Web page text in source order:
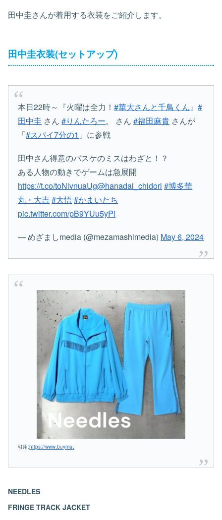
田中圭さんが着用する衣装をご紹介します。
田中圭衣装(セットアップ)
本日22時～『火曜は全力！#華大さんと千鳥くん』#
田中圭 さん#りんたろー。 さん#福田麻貴 さんが
「#スパイ7分の1 」に参戦️
田中さん得意のバスケのミスはわざと！？
ある人物の動きでゲームは急展開
https://t.co/toNlvnuaUg@hanadai_chidori #博多華
丸・大吉#大悟#かまいたち
pic.twitter.com/pB9YUu5yPi
— めざましmedia (@mezamashimedia) May 6, 2024
引用:https://www.buyma.
NEEDLES
FRINGE TRACK JACKET